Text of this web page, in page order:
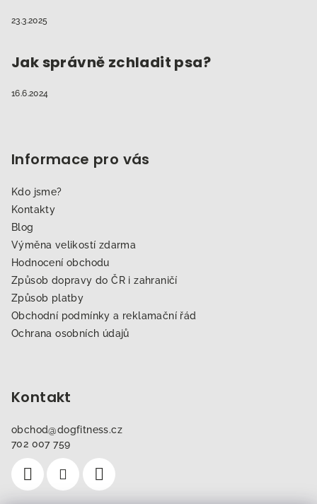
23.3.2025
Jak správně zchladit psa?
16.6.2024
Informace pro vás
Kdo jsme?
Kontakty
Blog
Výměna velikostí zdarma
Hodnocení obchodu
Způsob dopravy do ČR i zahraničí
Způsob platby
Obchodní podmínky a reklamační řád
Ochrana osobních údajů
Kontakt
obchod@dogfitness.cz
702 007 759